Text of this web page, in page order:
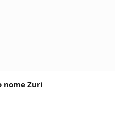
nome Zuri